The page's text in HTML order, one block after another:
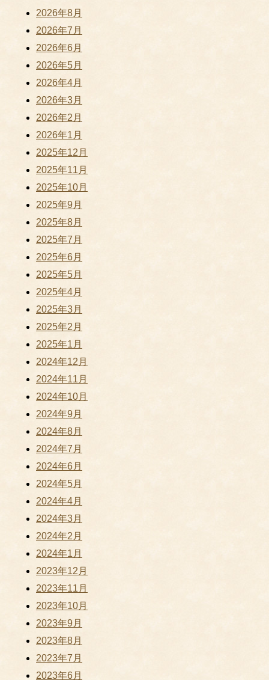
2026年8月
2026年7月
2026年6月
2026年5月
2026年4月
2026年3月
2026年2月
2026年1月
2025年12月
2025年11月
2025年10月
2025年9月
2025年8月
2025年7月
2025年6月
2025年5月
2025年4月
2025年3月
2025年2月
2025年1月
2024年12月
2024年11月
2024年10月
2024年9月
2024年8月
2024年7月
2024年6月
2024年5月
2024年4月
2024年3月
2024年2月
2024年1月
2023年12月
2023年11月
2023年10月
2023年9月
2023年8月
2023年7月
2023年6月